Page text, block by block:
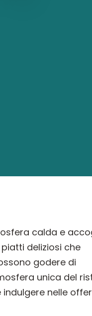
calda e
deliziosi che
godere di
unica del
indulgere nelle